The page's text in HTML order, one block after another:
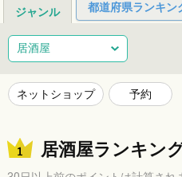
ジャンル 都道府県ランキン
総合 健康
ネイルサロン エステサロン
ショッピング グルメ
居酒屋
ネットショップ 予約
居酒屋ランキン